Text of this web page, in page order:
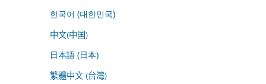
한국어 (대한민국)
中文(中国)
日本語 (日本)
繁體中文 (台灣)